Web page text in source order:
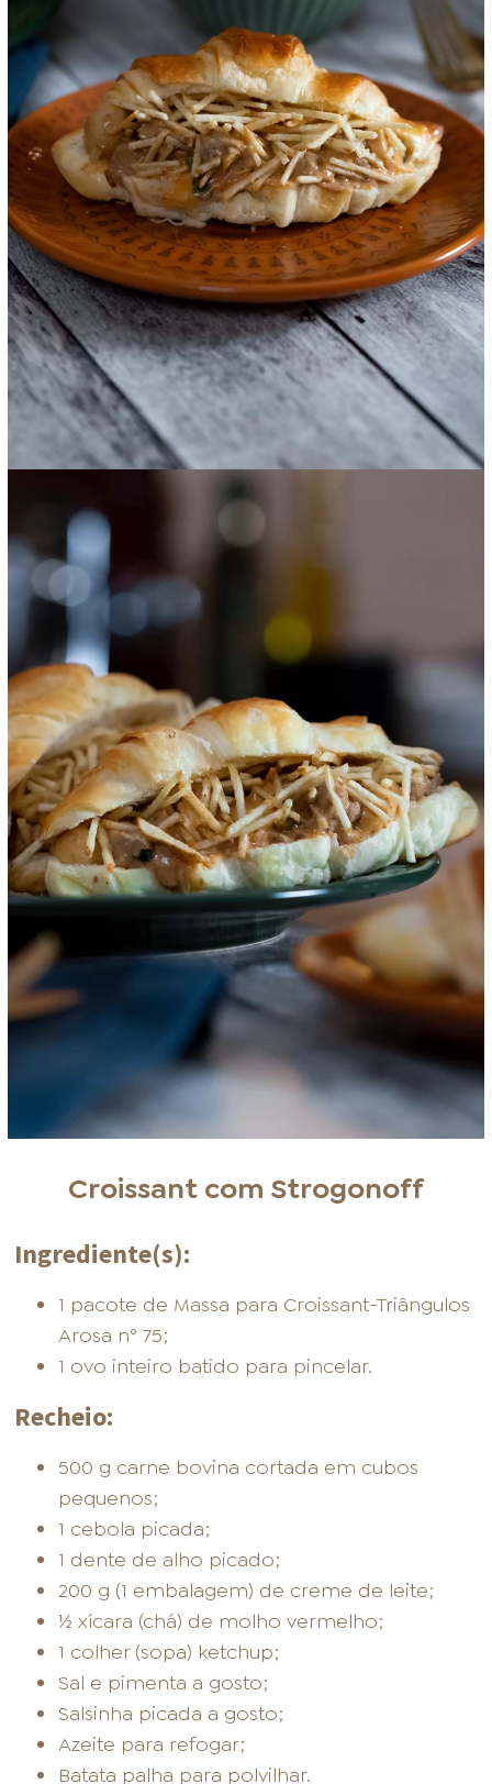
Croissant com Strogonoff
Ingrediente(s):
1 pacote de Massa para Croissant-Triângulos
Arosa n° 75;
1 ovo inteiro batido para pincelar.
Recheio:
500 g carne bovina cortada em cubos
pequenos;
1 cebola picada;
1 dente de alho picado;
200 g (1 embalagem) de creme de leite;
½ xícara (chá) de molho vermelho;
1 colher (sopa) ketchup;
Sal e pimenta a gosto;
Salsinha picada a gosto;
Azeite para refogar;
Batata palha para polvilhar.